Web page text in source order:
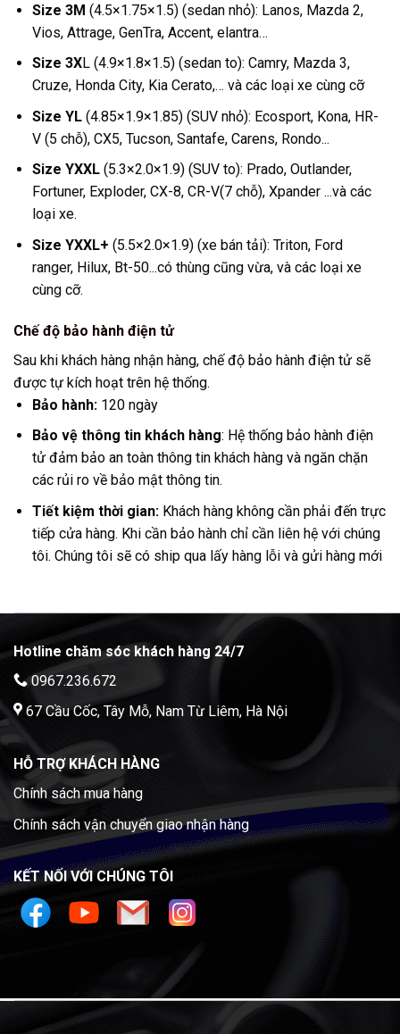
Size 3M (4.5×1.75×1.5) (sedan nhỏ): Lanos, Mazda 2,
Vios, Attrage, GenTra, Accent, elantra…
Size 3XL (4.9×1.8×1.5) (sedan to): Camry, Mazda 3,
Cruze, Honda City, Kia Cerato,… và các loại xe cùng cỡ
Size YL(4.85×1.9×1.85) (SUV nhỏ): Ecosport, Kona, HR-
V (5 chỗ), CX5, Tucson, Santafe, Carens, Rondo...
Size YXXL(5.3×2.0×1.9) (SUV to): Prado, Outlander,
Fortuner, Exploder, CX-8, CR-V(7 chỗ), Xpander ...và các
loại xe.
Size YXXL+ (5.5×2.0×1.9) (xe bán tải): Triton, Ford
ranger, Hilux, Bt-50...có thùng cũng vừa, và các loại xe
cùng cỡ.
Chế độ bảo hành điện tử
Sau khi khách hàng nhận hàng, chế độ bảo hành điện tử sẽ
được tự kích hoạt trên hệ thống.
Bảo hành:120 ngày
Bảo vệ thông tin khách hàng: Hệ thống bảo hành điện
tử đảm bảo an toàn thông tin khách hàng và ngăn chặn
các rủi ro về bảo mật thông tin.
Tiết kiệm thời gian:Khách hàng không cần phải đến trực
tiếp cửa hàng. Khi cần bảo hành chỉ cần liên hệ với chúng
tôi. Chúng tôi sẽ có ship qua lấy hàng lỗi và gửi hàng mới
Hotline chăm sóc khách hàng 24/7
0967.236.672
67 Cầu Cốc, Tây Mỗ, Nam Từ Liêm, Hà Nội
HỖ TRỢ KHÁCH HÀNG
Chính sách mua hàng
Chính sách vận chuyển giao nhận hàng
KẾT NỐI VỚI CHÚNG TÔI